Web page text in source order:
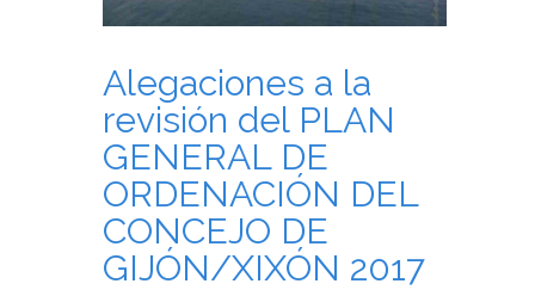
Alegaciones a la
revisión del PLAN
GENERAL DE
ORDENACIÓN DEL
CONCEJO DE
GIJÓN/XIXÓN 2017